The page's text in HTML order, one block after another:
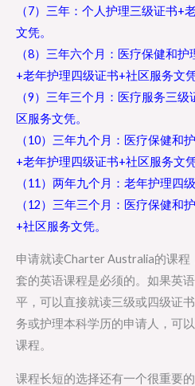
（7）三年：个人护理三级证书+
文凭。
（8）三年六个月：医疗保健和
+老年护理四级证书+社区服务文凭
（9）三年三个月：医疗服务三
区服务文凭。
（10）三年九个月：医疗保健和
+老年护理四级证书+社区服务文凭
（11）两年九个月：老年护理四
（12）三年三个月：医疗保健和
+社区服务文凭。
申请就读Charter Australia的课程
套的英语课程是必须的。如果英
平，可以直接就读三级或四级证
务或护理本科学历的申请人，可
课程。
课程长短的选择还有一个很重要